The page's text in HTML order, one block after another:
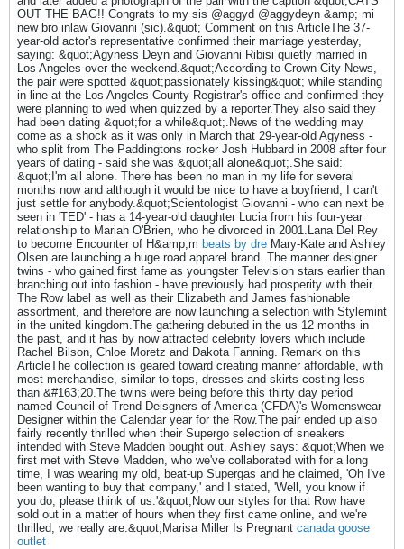
OUT THE BAG!! Congrats to my sis @aggyd @aggydeyn &amp; mi
new bro inlaw Giovanni (sic).&quot; Comment on this ArticleThe 37-
year-old actor's representative confirmed their marriage yesterday,
saying: &quot;Agyness Deyn and Giovanni Ribisi quietly married in
Los Angeles over the weekend.&quot;According to Crown City News,
the pair were spotted &quot;passionately kissing&quot; while standing
in line at the Los Angeles County Registrar's office and confirmed they
were planning to wed when quizzed by a reporter.They also said they
had been dating &quot;for a while&quot;.News of the wedding may
come as a shock as it was only in March that 29-year-old Agyness -
who split from The Paddingtons rocker Josh Hubbard in 2008 after four
years of dating - said she was &quot;all alone&quot;.She said:
&quot;I'm all alone. There has been no man in my life for several
months now and although it would be nice to have a boyfriend, I can't
just settle for anybody.&quot;Scientologist Giovanni - who can next be
seen in 'TED' - has a 14-year-old daughter Lucia from his four-year
relationship to Mariah O'Brien, who he divorced in 2001.Lana Del Rey
to become Encounter of H&amp;m beats by dre Mary-Kate and Ashley
Olsen are launching a huge road apparel brand. The manner designer
twins - who gained first fame as youngster Television stars earlier than
branching out into fashion - have previously had prosperity with their
The Row label as well as their Elizabeth and James fashionable
assortment, and therefore are now launching a selection with Stylemint
in the united kingdom.The gathering debuted in the us 12 months in
the past, and it has by now attracted celebrity lovers which include
Rachel Bilson, Chloe Moretz and Dakota Fanning. Remark on this
ArticleThe collection is geared toward creating manner affordable, with
most merchandise, similar to tops, dresses and skirts costing less
than &#163;20.The twins were being before this thirty day period
named Council of Trend Deisgners of America (CFDA)'s Womenswear
Designer within the Calendar year for the Row.The pair ended up also
fairly recently thrilled when their Supergo selection of sneakers
intended with Steve Madden bought out. Ashley says: &quot;When we
first met with Steve Madden, who we've collaborated with for a long
time, I was wearing my old, beat-up Supergas and he claimed, 'Oh I've
been wanting to buy that company,' and I stated, 'Well, you know if
you do, please think of us.'&quot;Now our styles for that Row have
sold out in a matter of hours when they first came online, and we're
thrilled, we really are.&quot;Marisa Miller Is Pregnant canada goose
outlet